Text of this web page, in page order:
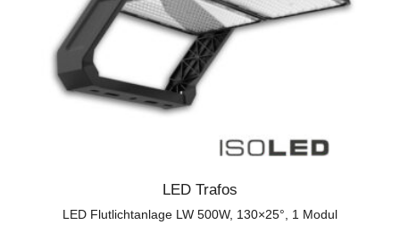
LED Trafos
LED Flutlichtanlage LW 500W, 130×25°, 1 Modul